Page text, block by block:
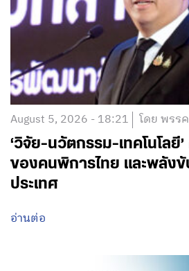
August 5, 2026 - 18:21 โดย พรร
‘วิจัย-นวัตกรรม-เทคโนโลยี
ของคนพิการไทย และพลังขั
ประเทศ
อ่านต่อ